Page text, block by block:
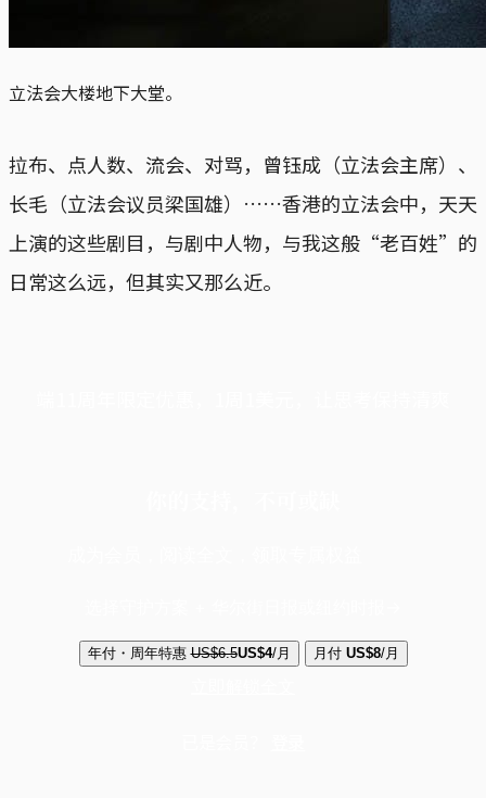
立法会大楼地下大堂。
拉布、点人数、流会、对骂，曾钰成（立法会主席）、
长毛（立法会议员梁国雄）……香港的立法会中，天天
上演的这些剧目，与剧中人物，与我这般“老百姓”的
日常这么远，但其实又那么近。
年付・周年特惠 US$6.5US$4/月 月付 US$8/月